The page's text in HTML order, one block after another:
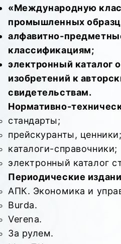
«Международную
промышленных
алфавитно-
классификациям;
электронный каталог
изобретений к
свидетельствам.
Нормативно-
стандарты;
прейскуранты, ценники;
каталоги-справочники;
электронный каталог
Периодические
АПК. Экономика и
Burda.
Verena.
За рулем.